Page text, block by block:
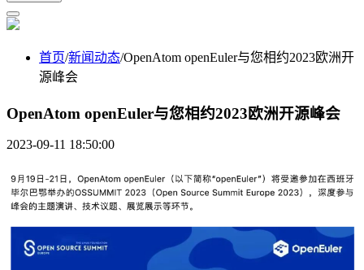
首页/新闻动态/OpenAtom openEuler与您相约2023欧洲开
源峰会
OpenAtom openEuler与您相约2023欧洲开源峰会
2023-09-11 18:50:00